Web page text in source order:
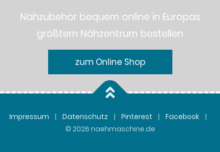
Nähzubehör bequem online in Europas
größtem Nähzentrum bestellen
zum Online Shop
Impressum | Datenschutz | Pinterest | Facebook|
© 2026 naehmaschine.de